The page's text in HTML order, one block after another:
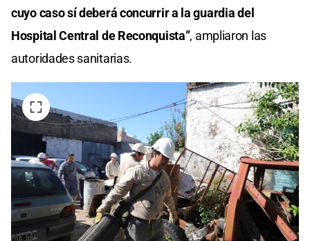
cuyo caso sí deberá concurrir a la guardia del
Hospital Central de Reconquista”, ampliaron las
autoridades sanitarias.